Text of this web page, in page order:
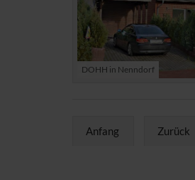
DOHH in Nenndorf
Anfang Zurück